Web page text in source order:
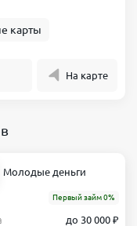
карты
На карте
Молодые деньги
Первый займ 0%
до 30 000 ₽